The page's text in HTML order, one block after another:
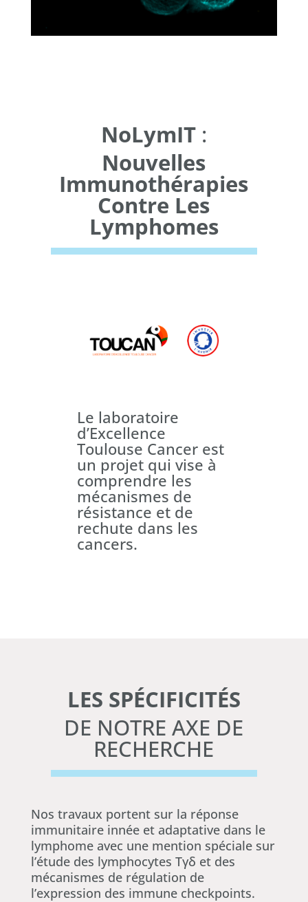
NoLymIT:
Nouvelles
Immunothérapies
Contre Les
Lymphomes
Le laboratoire
d’Excellence
Toulouse Cancer est
un projet qui vise à
comprendre les
mécanismes de
résistance et de
rechute dans les
cancers.
LES SPÉCIFICITÉS
DE NOTRE AXE DE
RECHERCHE
Nos travaux portent sur la réponse
immunitaire innée et adaptative dans le
lymphome avec une mention spéciale sur
l’étude des lymphocytes Tγδ et des
mécanismes de régulation de
l’expression des immune checkpoints.